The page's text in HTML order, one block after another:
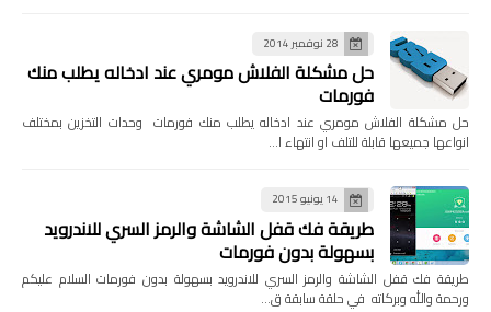
28 نوفمبر 2014
حل مشكلة الفلاش مومري عند ادخاله يطلب منك
فورمات
حل مشكلة الفلاش مومري عند ادخاله يطلب منك فورمات وحدات التخزين بمختلف
انواعها جميعها قابلة للتلف او انتهاء ا…
14 يونيو 2015
طريقة فك قفل الشاشة والرمز السري للاندرويد
بسهولة بدون فورمات
طريقة فك قفل الشاشة والرمز السري للاندرويد بسهولة بدون فورمات السلام عليكم
ورحمة والله وبركاته في حلقة سابقة ق…